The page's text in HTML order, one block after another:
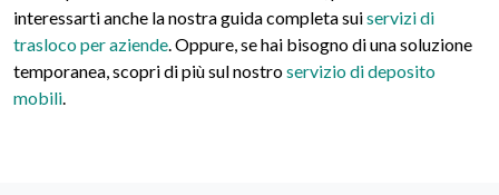
interessarti anche la nostra guida completa suiservizi di
trasloco per aziende. Oppure, se hai bisogno di una soluzione
temporanea, scopri di più sul nostroservizio di deposito
mobili.